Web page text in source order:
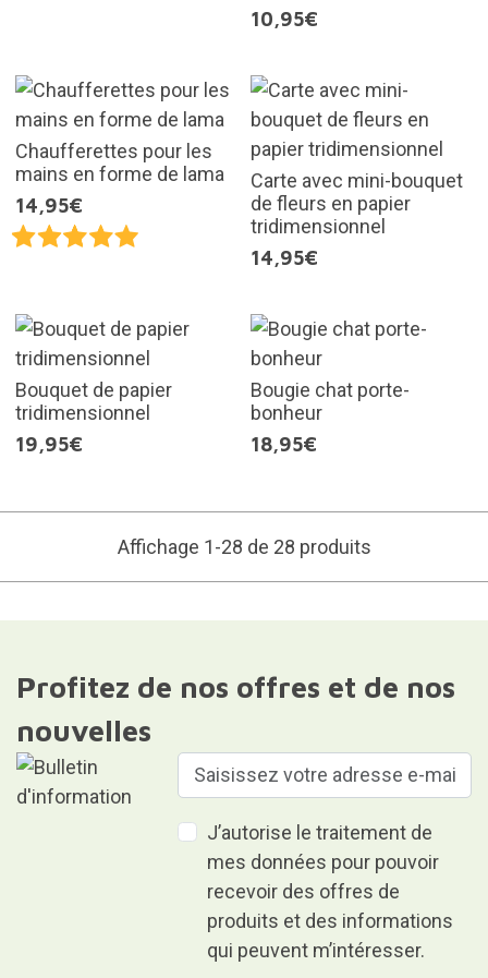
10,95€
Chaufferettes pour les
mains en forme de lama
14,95€
Carte avec mini-bouquet
de fleurs en papier
tridimensionnel
14,95€
Bouquet de papier
tridimensionnel
19,95€
Bougie chat porte-
bonheur
18,95€
Affichage 1-28 de 28 produits
Profitez de nos offres et de nos
nouvelles
J’autorise le traitement de
mes données pour pouvoir
recevoir des offres de
produits et des informations
qui peuvent m’intéresser.